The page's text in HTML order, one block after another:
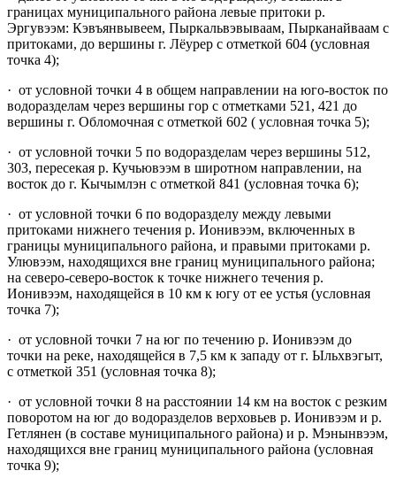
границах муниципального района левые притоки р.
Эргувээм: Кэвъянвывеем, Пыркальвэвываам, Пырканайваам с
притоками, до вершины г. Лёурер с отметкой 604 (условная
точка 4);
· от условной точки 4 в общем направлении на юго-восток по
водоразделам через вершины гор с отметками 521, 421 до
вершины г. Обломочная с отметкой 602 ( условная точка 5);
· от условной точки 5 по водоразделам через вершины 512,
303, пересекая р. Кучьювээм в широтном направлении, на
восток до г. Кычымлэн с отметкой 841 (условная точка 6);
· от условной точки 6 по водоразделу между левыми
притоками нижнего течения р. Ионивээм, включенных в
границы муниципального района, и правыми притоками р.
Улювээм, находящихся вне границ муниципального района;
на северо-северо-восток к точке нижнего течения р.
Ионивээм, находящейся в 10 км к югу от ее устья (условная
точка 7);
· от условной точки 7 на юг по течению р. Ионивээм до
точки на реке, находящейся в 7,5 км к западу от г. Ыльхвэгыт,
с отметкой 351 (условная точка 8);
· от условной точки 8 на расстоянии 14 км на восток с резким
поворотом на юг до водоразделов верховьев р. Ионивээм и р.
Гетлянен (в составе муниципального района) и р. Мэнынвээм,
находящихся вне границ муниципального района (условная
точка 9);